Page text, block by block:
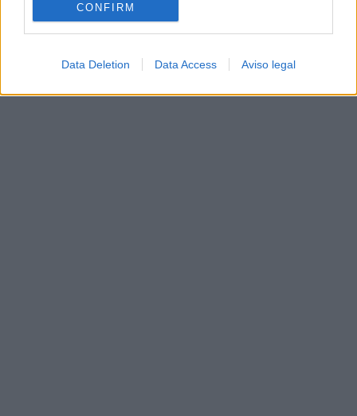
CONFIRM
Data Deletion Data Access Aviso legal